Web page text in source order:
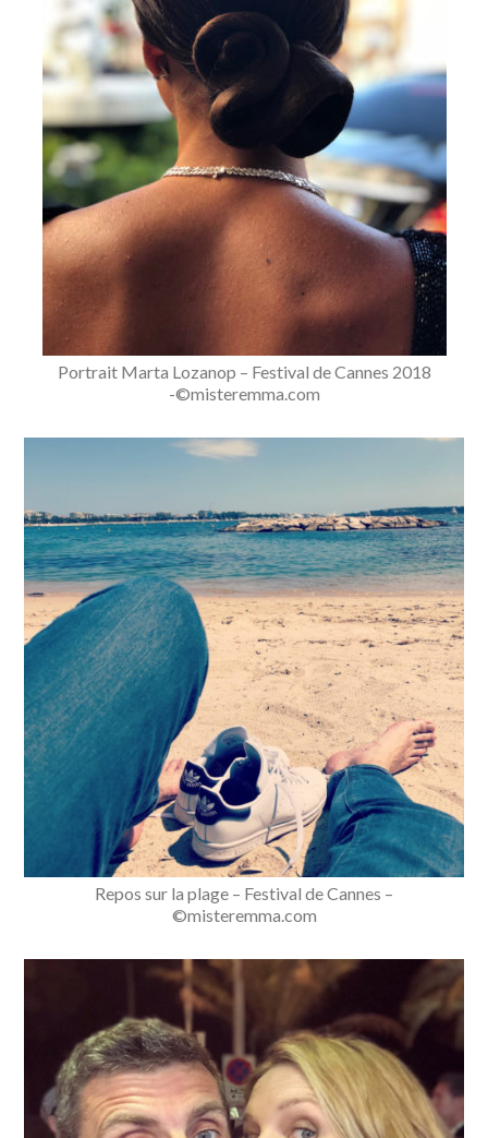
Portrait Marta Lozanop – Festival de Cannes 2018
-©misteremma.com
Repos sur la plage – Festival de Cannes –
©misteremma.com